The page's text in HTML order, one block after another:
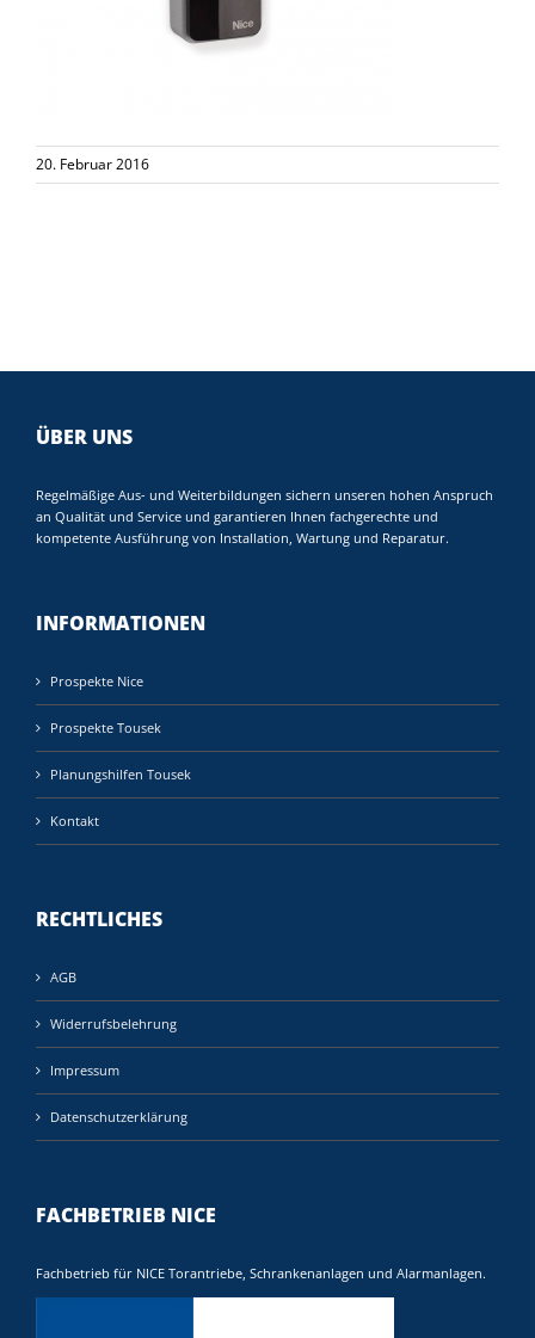
20. Februar 2016
ÜBER UNS
Regelmäßige Aus- und Weiterbildungen sichern unseren hohen Anspruch
an Qualität und Service und garantieren Ihnen fachgerechte und
kompetente Ausführung von Installation, Wartung und Reparatur.
INFORMATIONEN
Prospekte Nice
Prospekte Tousek
Planungshilfen Tousek
Kontakt
RECHTLICHES
AGB
Widerrufsbelehrung
Impressum
Datenschutzerklärung
FACHBETRIEB NICE
Fachbetrieb für NICE Torantriebe, Schrankenanlagen und Alarmanlagen.